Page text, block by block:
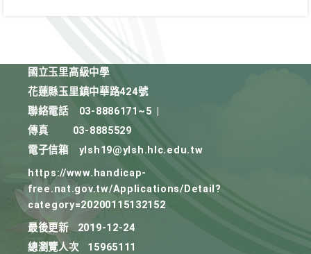
國立玉里高級中學
花蓮縣玉里鎮中華路424號
聯絡電話
03-8886171~5
傳真
03-8885529
電子信箱
ylsh19@ylsh.hlc.edu.tw
https://www.handicap-
free.nat.gov.tw/Applications/Detail?
category=20200115132152
最後更新
2019-12-24
總瀏覽人次
15965111